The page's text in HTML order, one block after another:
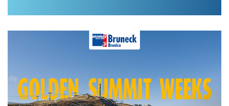
Im Tourenarchiv suchen